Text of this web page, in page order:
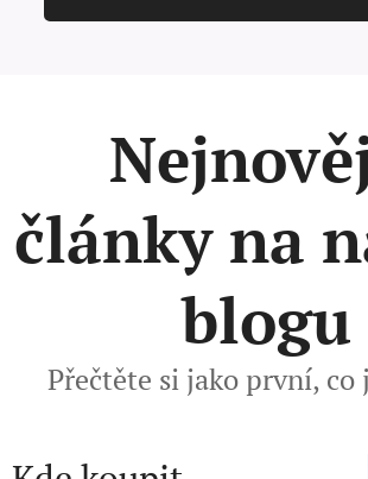
články na
blogu
Přečtěte si jako první, co